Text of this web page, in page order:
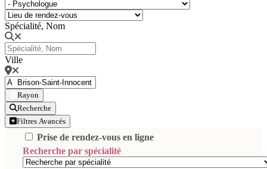
Spécialité, Nom
Ville
Rayon
Recherche
Filtres Avancés
Prise de rendez-vous en ligne
Recherche par spécialité